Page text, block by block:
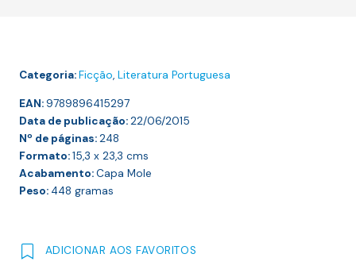
Categoria:Ficção, Literatura Portuguesa
EAN:9789896415297
Data de publicação:22/06/2015
Nº de páginas:248
Formato:15,3 x 23,3 cms
Acabamento:Capa Mole
Peso: 448 gramas
ADICIONAR AOS FAVORITOS